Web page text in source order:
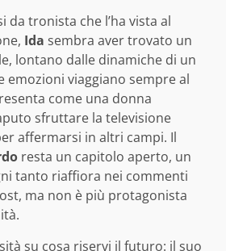
da tronista che l’ha vista al
Ida sembra aver trovato un
lontano dalle dinamiche di un
emozioni viaggiano sempre al
come una donna
sfruttare la televisione
affermarsi in altri campi. Il
resta un capitolo aperto, un
tanto riaffiora nei commenti
ma non è più protagonista
su cosa riservi il futuro: il suo